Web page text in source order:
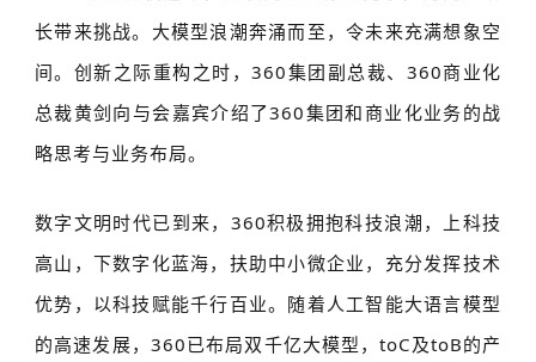
长带来挑战。大模型浪潮奔涌而至，令未来充满想象空
间。创新之际重构之时，360集团副总裁、360商业化
总裁黄剑向与会嘉宾介绍了360集团和商业化业务的战
略思考与业务布局。
数字文明时代已到来，360积极拥抱科技浪潮，上科技
高山，下数字化蓝海，扶助中小微企业，充分发挥技术
优势，以科技赋能千行百业。随着人工智能大语言模型
的高速发展，360已布局双千亿大模型，toC及toB的产